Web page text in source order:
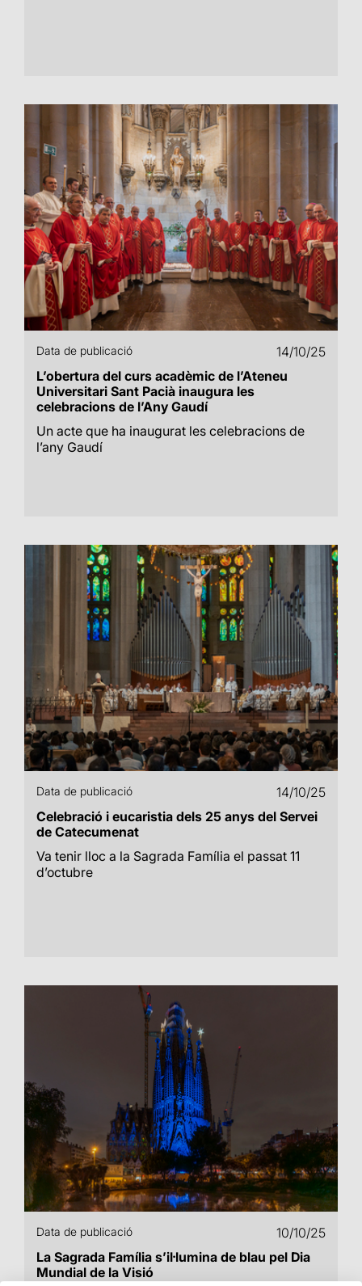
Data de publicació
14/10/25
L’obertura del curs acadèmic de l’Ateneu
Universitari Sant Pacià inaugura les
celebracions de l’Any Gaudí
Un acte que ha inaugurat les celebracions de
l’any Gaudí
Data de publicació
14/10/25
Celebració i eucaristia dels 25 anys del Servei
de Catecumenat
Va tenir lloc a la Sagrada Família el passat 11
d’octubre
Data de publicació
10/10/25
La Sagrada Família s’il·lumina de blau pel Dia
Mundial de la Visió